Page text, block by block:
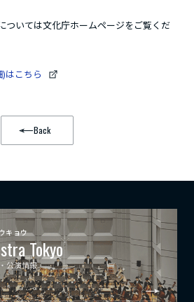
ついては文化庁ホームページをご覧くだ
はこちら
Back
キョウ
Tokyo
公演情報